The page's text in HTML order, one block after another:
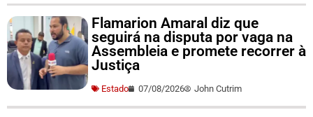
Flamarion Amaral diz que
seguirá na disputa por vaga na
Assembleia e promete recorrer à
Justiça
Estado 07/08/2026 John Cutrim